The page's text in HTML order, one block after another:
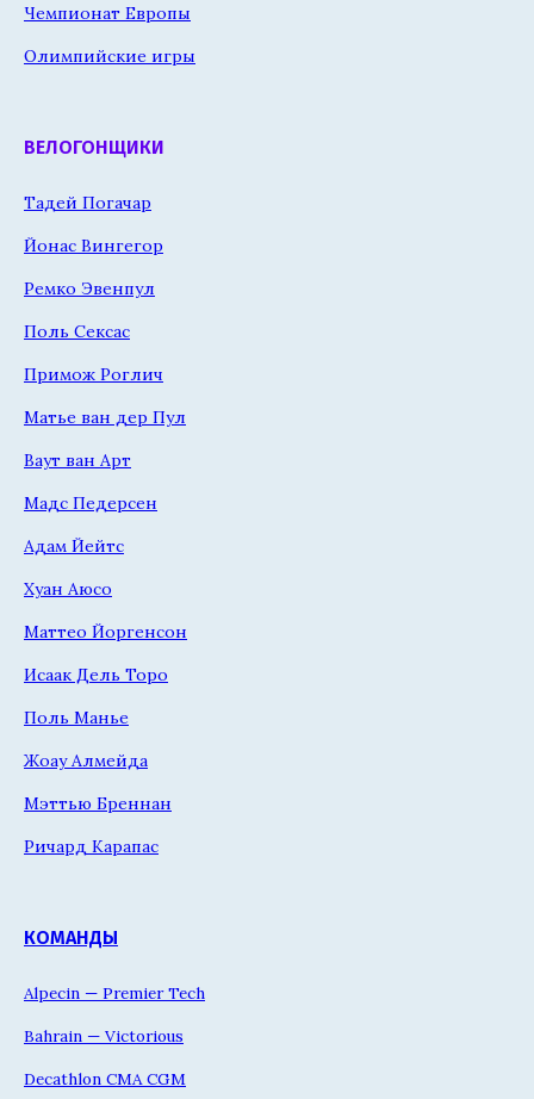
Чемпионат Европы
Олимпийские игры
ВЕЛОГОНЩИКИ
Тадей Погачар
Йонас Вингегор
Ремко Эвенпул
Поль Сексас
Примож Роглич
Матье ван дер Пул
Ваут ван Арт
Мадс Педерсен
Адам Йейтс
Хуан Аюсо
Маттео Йоргенсон
Исаак Дель Торо
Поль Манье
Жоау Алмейда
Мэттью Бреннан
Ричард Карапас
КОМАНДЫ
Alpecin — Premier Tech
Bahrain — Victorious
Decathlon CMA CGM